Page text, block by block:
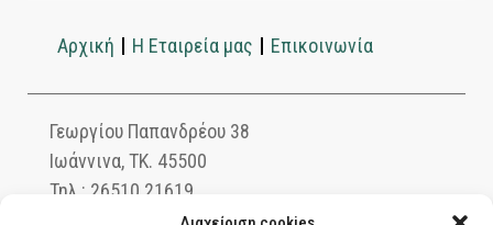
Αρχική Η Εταιρεία μας Επικοινωνία
Γεωργίου Παπανδρέου 38
Ιωάννινα, ΤΚ. 45500
Τηλ.: 26510 21619
info@intraclean.gr